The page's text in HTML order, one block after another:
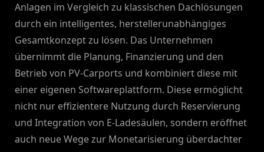
Anlagen im Vergleich zu klassischen Dachlösungen
durch ein intelligentes, herstellerunabhängiges
Gesamtkonzept zu lösen. Das Unternehmen
übernimmt die Planung, Finanzierung und den
Betrieb von PV-Carports und kombiniert diese mit
einer eigenen Softwareplattform. Diese ermöglicht
nicht nur effizientere Nutzung durch Reservierung
und Integration von E-Ladesäulen, sondern eröffnet
auch neue Wege zur Monetarisierung überdachter